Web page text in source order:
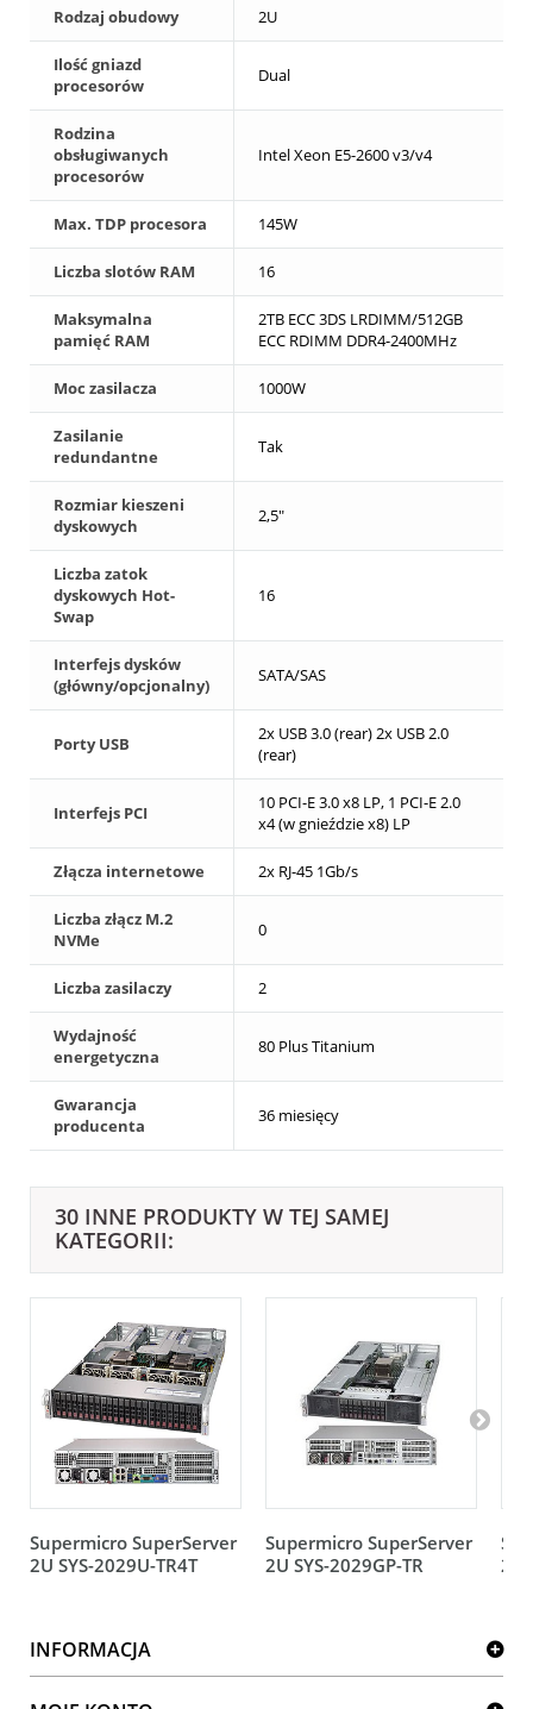
Rodzaj obudowy 2U
Ilość gniazd
procesorów
Dual
Rodzina
obsługiwanych
procesorów
Intel Xeon E5-2600 v3/v4
Max. TDP procesora 145W
Liczba slotów RAM 16
Maksymalna
pamięć RAM
2TB ECC 3DS LRDIMM/512GB
ECC RDIMM DDR4-2400MHz
Moc zasilacza 1000W
Zasilanie
redundantne
Tak
Rozmiar kieszeni
dyskowych
2,5"
Liczba zatok
dyskowych Hot-
Swap
16
Interfejs dysków
(główny/opcjonalny)
SATA/SAS
Porty USB
2x USB 3.0 (rear) 2x USB 2.0
(rear)
Interfejs PCI
10 PCI-E 3.0 x8 LP, 1 PCI-E 2.0
x4 (w gnieździe x8) LP
Złącza internetowe 2x RJ-45 1Gb/s
Liczba złącz M.2
NVMe
0
Liczba zasilaczy 2
Wydajność
energetyczna
80 Plus Titanium
Gwarancja
producenta
36 miesięcy
30 INNE PRODUKTY W TEJ SAMEJ
KATEGORII:
Supermicro SuperServer
2U SYS-2029U-TR4T
Supermicro SuperServer
2U SYS-2029GP-TR
2U
INFORMACJA